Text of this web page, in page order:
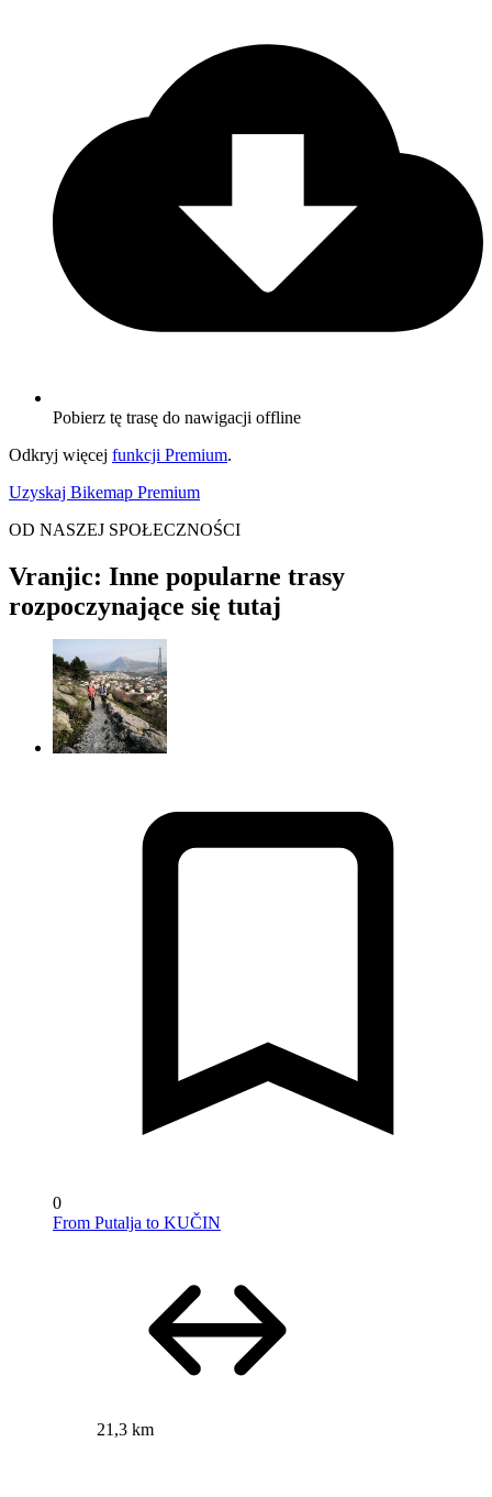
Pobierz tę trasę do nawigacji offline
Odkryj więcej funkcji Premium.
Uzyskaj Bikemap Premium
OD NASZEJ SPOŁECZNOŚCI
Vranjic: Inne popularne trasy
rozpoczynające się tutaj
0
From Putalja to KUČIN
21,3 km